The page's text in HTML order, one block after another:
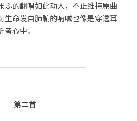
ふ的翻唱如此动人，不止维持原曲
生命发自肺腑的呐喊也像是穿透耳
心中。
第二首